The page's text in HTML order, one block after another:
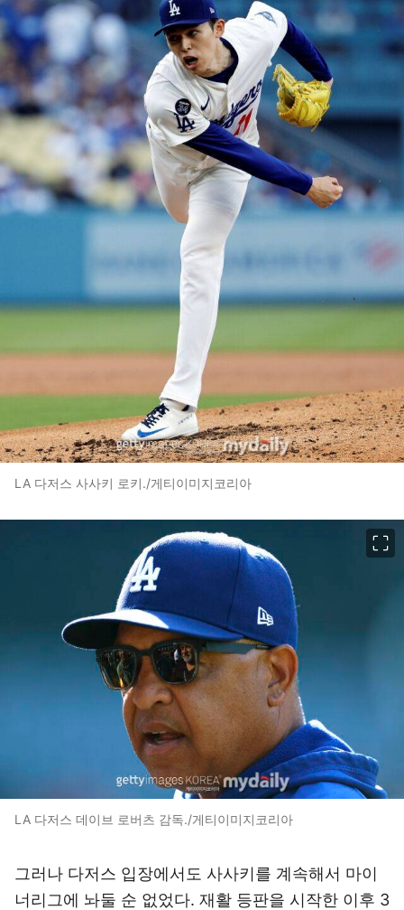
LA 다저스 사사키 로키./게티이미지코리아
LA 다저스 데이브 로버츠 감독./게티이미지코리아
그러나 다저스 입장에서도 사사키를 계속해서 마이
너리그에 놔둘 순 없었다. 재활 등판을 시작한 이후 3